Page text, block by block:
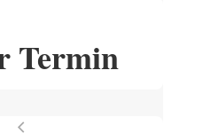
Termin